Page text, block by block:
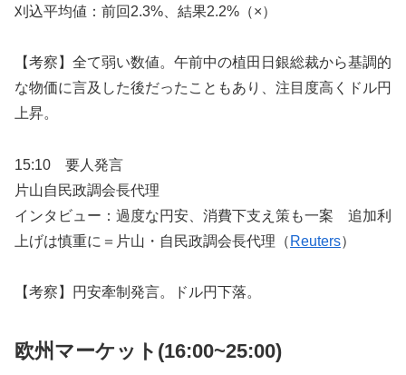
刈込平均値：前回2.3%、結果2.2%（×）
【考察】全て弱い数値。午前中の植田日銀総裁から基調的
な物価に言及した後だったこともあり、注目度高くドル円
上昇。
15:10 要人発言
片山自民政調会長代理
インタビュー：過度な円安、消費下支え策も一案 追加利
上げは慎重に＝片山・自民政調会長代理（ Reuters）
【考察】円安牽制発言。ドル円下落。
欧州マーケット(16:00~25:00)